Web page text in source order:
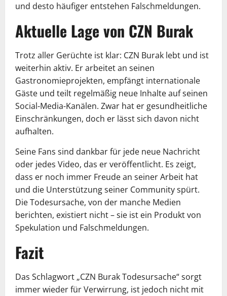
und desto häufiger entstehen Falschmeldungen.
Aktuelle Lage von CZN Burak
Trotz aller Gerüchte ist klar: CZN Burak lebt und ist
weiterhin aktiv. Er arbeitet an seinen
Gastronomieprojekten, empfängt internationale
Gäste und teilt regelmäßig neue Inhalte auf seinen
Social-Media-Kanälen. Zwar hat er gesundheitliche
Einschränkungen, doch er lässt sich davon nicht
aufhalten.
Seine Fans sind dankbar für jede neue Nachricht
oder jedes Video, das er veröffentlicht. Es zeigt,
dass er noch immer Freude an seiner Arbeit hat
und die Unterstützung seiner Community spürt.
Die Todesursache, von der manche Medien
berichten, existiert nicht – sie ist ein Produkt von
Spekulation und Falschmeldungen.
Fazit
Das Schlagwort „CZN Burak Todesursache“ sorgt
immer wieder für Verwirrung, ist jedoch nicht mit